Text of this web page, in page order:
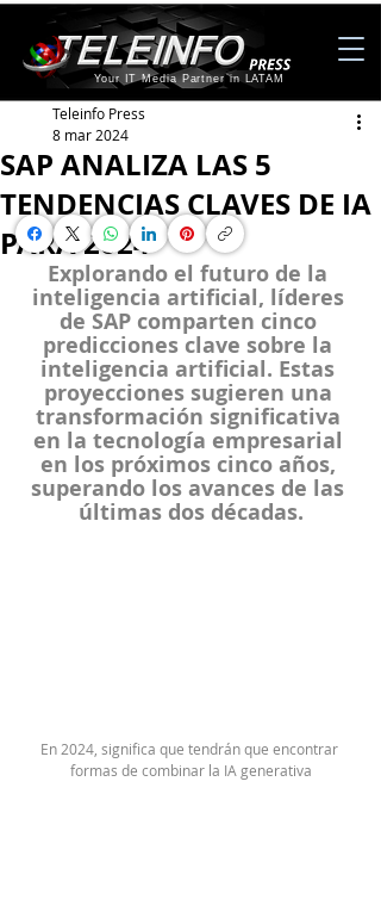
Your IT Media Partner in LATAM
SAP ANALIZA LAS 5
TENDENCIAS CLAVES DE IA
PARA 2024
Teleinfo Press
8 mar 2024
Explorando el futuro de la
inteligencia artificial, líderes
de SAP comparten cinco
predicciones clave sobre la
inteligencia artificial. Estas
proyecciones sugieren una
transformación significativa
en la tecnología empresarial
en los próximos cinco años,
superando los avances de las
últimas dos décadas.
En 2024, significa que tendrán que encontrar
formas de combinar la IA generativa